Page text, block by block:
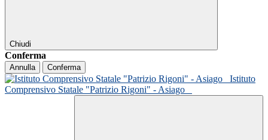
Chiudi
Conferma
Annulla Conferma
Istituto
Comprensivo Statale "Patrizio Rigoni" - Asiago